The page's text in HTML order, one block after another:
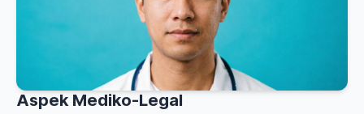
Aspek Mediko-Legal